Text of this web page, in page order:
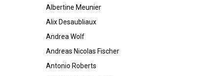
Albertine Meunier
Alix Desaubliaux
Andrea Wolf
Andreas Nicolas Fischer
Antonio Roberts